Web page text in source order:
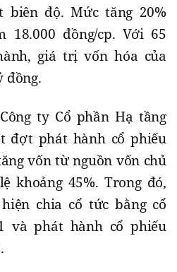
biên độ. Mức tăng 20%
18.000 đồng/cp. Với 65
giá trị vốn hóa của
đồng.
ty Cổ phần Hạ tầng
đợt phát hành cổ phiếu
vốn từ nguồn vốn chủ
khoảng 45%. Trong đó,
chia cổ tức bằng cổ
và phát hành cổ phiếu